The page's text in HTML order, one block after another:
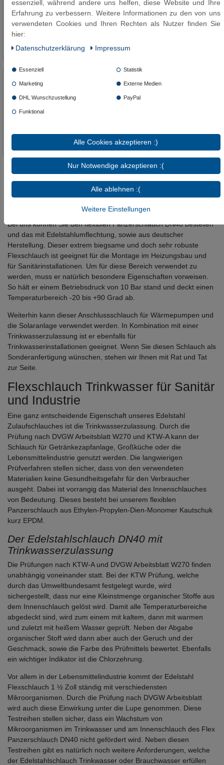
ab 61,91 € *
*inkl. ges. MwSt.zzgl.
- Sanitär - Edelstahl Flexschlauch Brauchwasser
Artikel anzeigen
*inkl. ges. MwSt.zzgl.Versandkosten
Panzerschlauch DN40 - ein
Schlauch mit vielen Qualitäten
Bei uns können Sie den flexiblen Panzerschlauch DN40 bestellen
und das mit Edelstahlumflechtung, sowie aus deutscher
Herstellung. Dieser extrem biegsame und doch sehr robuste
Flexschlauch ist geeignet für die Montage im Heizungsbau und
für Sanitärinstallationen. Um für diese Bereich verwendet zu
werden, muss er natürlich besondere Eigenschaften vorweisen.
So hält er einem Betriebsdruck von 10 Bar stand und deckt einen
Temperaturbereich -20 bis +90 Grad ab.
Weiterhin kann dieser Anschlussschlauch für Wärmepumpen und
die Solaranlage verwendet werden. In Kombination mit einer
Trinkwasserzulassung ist er ebenfalls für
Trinkwasserinstallationen geeignet. Wenn Sie diesen Schlauch als
Sonderanfertigung wünschen, stehen wir Ihnen mit Rat und Tat
zur Seite.
Flexschlauch Trinkwasser für Sanitär
und Industrie
Eine ganz entscheidende Eigenschaft unseres Edelstahl
Zulaufschlauches ist die Trinkwasserzulassung. Durch die
Prüfung nach DVGW Arbeitsblatt W270 und KTW-A kann der
Schlauch für Getränkezapfanlage, Großküche oder die
Lebensmittelindustrie genutzt werden. Die langwierigen
Prüfverfahren stellen sicher, dass von den verwendeten
Materialien keine Gesundheitsgefahr für den Verbraucher
ausgeht. Dabei ist vorrangig das Material des Innenschlauches
von Bedeutung. Dieses besteht bei unserem flexiblen
Panzerschlauch aus Ethylen-Propylen-Dien-Monomer Kautschuk
kurz EPDM.
Der Edelstahlschlauch DN40 mit
Trinkwasserzulassung
Die Prüfungen nach KTW-A und DVGW Arbeitsblatt W270 finden
unabhängig voneinander statt. Bei der KTW Prüfung, welche
durch das Umweltbundesamt festgelegt wurde, wird
sichergestellt, dass nur eine Kleinstmenge organischer Stoffe aus
dem Innenschlauch gelöst wird. Damit alle Temperaturbereiche
abgedeckt sind, wird zum einem mit kaltem, dann mit warmen
und zuletzt mit heißem Wasser geprüft. Neben der Abgabe
organischer Stoff wird dann aber auch der Geruch und der
Geschmack, sowie die Farbe des Prüfmittels bewertet. Ebenfalls
ein wichtiger Indikator ist die Chlorzehrung.
Vor allem in der Lebensmittelindustrie kommt der Edelstahl
Flexschlauch 1 ½ Zoll ständig mit verschiedensten
Mikroorganismen. Durch die Prüfung nach DVGW Arbeitsblatt
wird auch diese Einwirkung unter die Lupe genommen. Diese
Testreihen stellen sicher, dass ein Wachstum von
Mikroorganismen im Trinkwasser und am Innenschlauch des Flex
Panzerschlauch DN40 nicht gefördert wird. Neben diesen
Testreihen gibt es natürlich noch weitere Anforderungen, welche
der Edelstahlschlauch Trinkwasser oder Brauchwasser erfüllen
essenziell, während andere uns helfen, diese Website und Ihre
Erfahrung zu verbessern. Weitere Informationen zu den von uns
verwendeten Cookies und Ihren Rechten als Nutzer finden Sie
hier:
Daten­schutz­erklärung
Impressum
Essenziell Statistik
Marketing Externe Medien
DHL Wunschzustellung PayPal
Funktional
Alle Cookies akzeptieren :)
Nur Notwendige akzeptieren :(
Alle ablehnen :(
Weitere Einstellungen